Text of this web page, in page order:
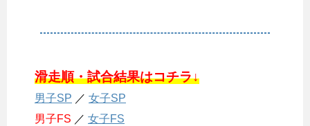
滑走順・試合結果はコチラ↓
男子SP ／ 女子SP
男子FS ／ 女子FS